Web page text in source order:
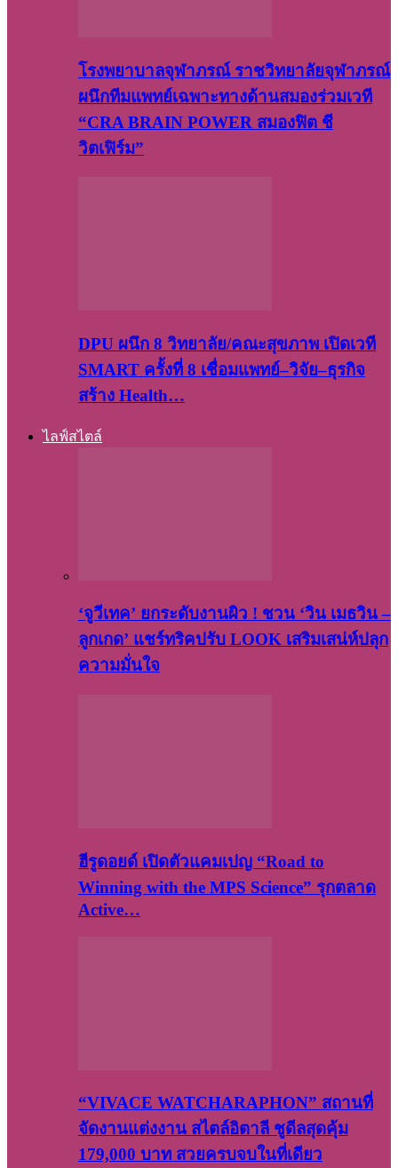
โรงพยาบาลจุฬาภรณ์ ราชวิทยาลัยจุฬาภรณ์
ผนึกทีมแพทย์เฉพาะทางด้านสมองร่วมเวที
“CRA BRAIN POWER สมองฟิต ชี
วิตเฟิร์ม”
DPU ผนึก 8 วิทยาลัย/คณะสุขภาพ เปิดเวที
SMART ครั้งที่ 8 เชื่อมแพทย์–วิจัย–ธุรกิจ
สร้าง Health…
ไลฟ์สไตล์
‘จูวีเทค’ ยกระดับงานผิว ! ชวน ‘วิน เมธวิน –
ลูกเกด’ แชร์ทริคปรับ LOOK เสริมเสน่ห์ปลุก
ความมั่นใจ
ฮีรูดอยด์ เปิดตัวแคมเปญ “Road to
Winning with the MPS Science” รุกตลาด
Active…
“VIVACE WATCHARAPHON” สถานที่
จัดงานแต่งงาน สไตล์อิตาลี ชูดีลสุดคุ้ม
179,000 บาท สวยครบจบในที่เดียว